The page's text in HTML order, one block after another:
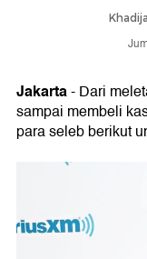
Jakarta- Dari
sampai membeli
para seleb berikut